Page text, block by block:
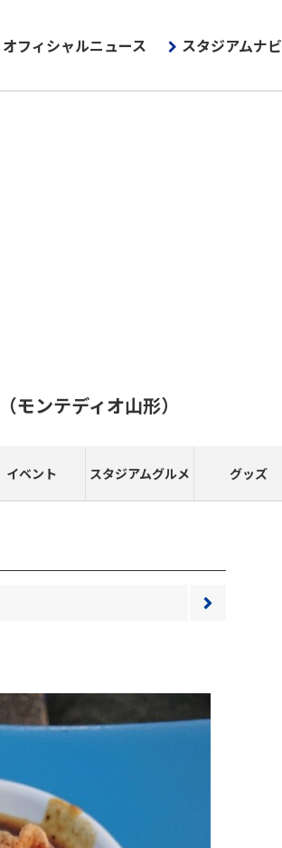
オフィシャルニュース スタジアムナビ
（モンテディオ山形）
イベント スタジアムグルメ グッズ